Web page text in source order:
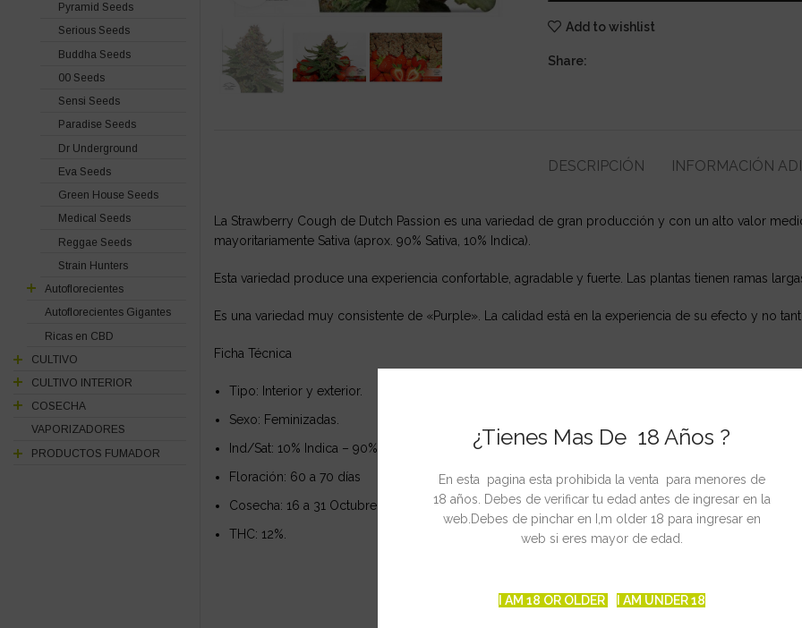
¿Tienes Mas De 18 Años ?
En esta pagina esta prohibida la venta para menores de
18 años. Debes de verificar tu edad antes de ingresar en la
web.Debes de pinchar en I,m older 18 para ingresar en
web si eres mayor de edad.
I AM 18 OR OLDER I AM UNDER 18
Add to wishlist
Share:
DESCRIPCIÓN INFORMACIÓN
La Strawberry Cough de Dutch Passion es una variedad de gran producción y con un alto valor
mayoritariamente Sativa (aprox. 90% Sativa, 10% Indica).
Esta variedad produce una experiencia confortable, agradable y fuerte. Las plantas tienen ramas
Es una variedad muy consistente de «Purple». La calidad está en la experiencia de su efecto y no
Ficha Técnica
Tipo: Interior y exterior.
Sexo: Feminizadas.
Ind/Sat: 10% Indica – 90% Sativa.
Floración: 60 a 70 días
Cosecha: 16 a 31 Octubre
THC: 12%.
Pyramid Seeds
Serious Seeds
Buddha Seeds
00 Seeds
Sensi Seeds
Paradise Seeds
Dr Underground
Eva Seeds
Green House Seeds
Medical Seeds
Reggae Seeds
Strain Hunters
Autoflorecientes
Autoflorecientes Gigantes
Ricas en CBD
CULTIVO
CULTIVO INTERIOR
COSECHA
VAPORIZADORES
PRODUCTOS FUMADOR